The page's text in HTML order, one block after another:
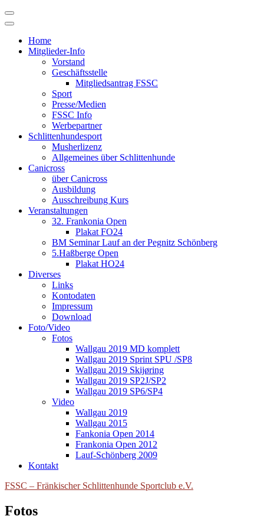
Skip
to
Home
Mitglieder-Info
Vorstand
Geschäftsstelle
Mitgliedsantrag FSSC
Sport
Presse/Medien
FSSC Info
Werbepartner
Schlittenhundesport
Musherlizenz
Allgemeines über Schlittenhunde
Canicross
über Canicross
Ausbildung
Ausschreibung Kurs
Veranstaltungen
32. Frankonia Open
Plakat FO24
BM Seminar Lauf an der Pegnitz Schönberg
5.Haßberge Open
Plakat HO24
Diverses
Links
Kontodaten
Impressum
Download
Foto/Video
Fotos
Wallgau 2019 MD komplett
Wallgau 2019 Sprint SPU /SP8
Wallgau 2019 Skijøring
Wallgau 2019 SP2J/SP2
Wallgau 2019 SP6/SP4
Video
Wallgau 2019
Wallgau 2015
Fankonia Open 2014
Frankonia Open 2012
Lauf-Schönberg 2009
Kontakt
FSSC – Fränkischer Schlittenhunde Sportclub e.V.
Fotos